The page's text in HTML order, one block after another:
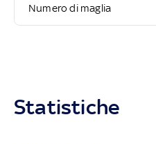
Numero di maglia
Statistiche